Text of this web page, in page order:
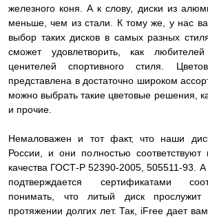
железного коня. А к слову, диски из
меньше, чем из стали. К тому же, у нас
выбор таких дисков в самых разных
сможет удовлетворить, как
ценителей спортивного стиля.
представлена в достаточно широком
можно выбрать такие цветовые решения,
и прочие.
Немаловажен и тот факт, что наши
России, и они полностью соответствуют
качества ГОСТ-Р 52390-2005, 505511-93. А
подтверждается сертификатами
понимать, что литый диск
протяжении долгих лет. Так, iFree дает